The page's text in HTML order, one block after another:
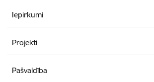
Iepirkumi
Projekti
Pašvaldība